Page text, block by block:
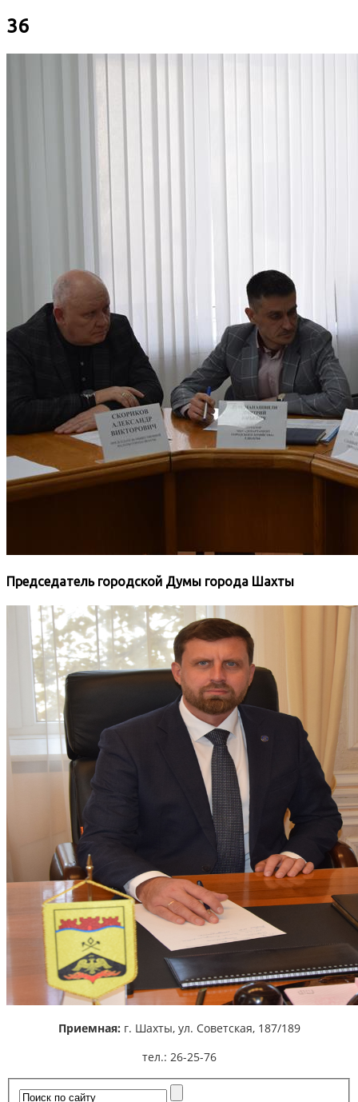
36
Председатель городской Думы города Шахты
Приемная: г. Шахты, ул. Советская, 187/189
тел.: 26-25-76